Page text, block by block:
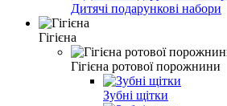
Дитячі подарункові набори
Гігієна
Гігієна ротової порожнини
Зубні щітки